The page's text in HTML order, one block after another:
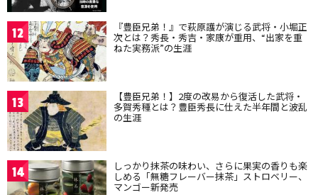
12 『豊臣兄弟！』で萩原護が演じる武将・小堀正
次とは？秀長・秀吉・家康が重用、“出家を重
ねた実務派”の生涯
13 【豊臣兄弟！】2度の改易から復活した武将・
多賀秀種とは？豊臣秀長に仕えた半年間と波乱
の生涯
14 しっかり抹茶の味わい、さらに果実の香りも楽
しめる「無糖フレーバー抹茶」ストロベリー、
マンゴー新発売